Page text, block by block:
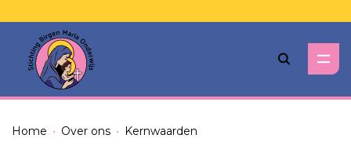
Zoeken
Home Over ons Kernwaarden